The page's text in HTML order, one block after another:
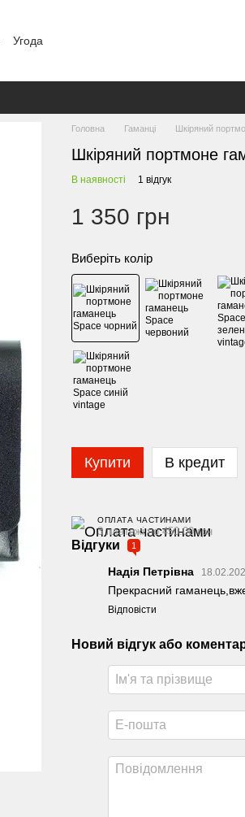
Угода
Головна Гаманці Шкіряний
Шкіряний портмоне
В наявності 1 відгук
1 350 грн
Виберіть колір
Купити В кредит
ОПЛАТА ЧАСТИНАМИ
3 платежі по 450.00 грн
Відгуки 1
Надія Петрівна
Прекрасний
Відповісти
Новий відгук або